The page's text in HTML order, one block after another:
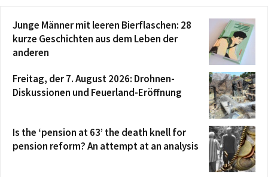
Junge Männer mit leeren Bierflaschen: 28
kurze Geschichten aus dem Leben der
anderen
Freitag, der 7. August 2026: Drohnen-
Diskussionen und Feuerland-Eröffnung
Is the ‘pension at 63’ the death knell for
pension reform? An attempt at an analysis